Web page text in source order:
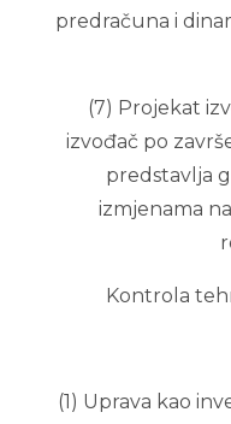
predračuna i
(7) Projekat
izvođač po
predstavlja
izmjenama
Kontrola
(1) Uprava kao